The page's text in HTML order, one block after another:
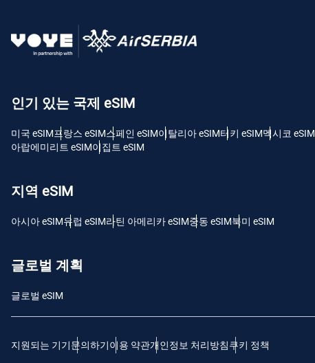
인기 있는 국제 eSIM
미국 eSIM프랑스 eSIM스페인 eSIM이탈리아 eSIM터키 eSIM멕시코 eSIM
아랍에미리트 eSIM이집트 eSIM
지역 eSIM
아시아 eSIM유럽 ​​eSIM라틴 아메리카 eSIM중동 eSIM북미 eSIM
글로벌 계획
글로벌 eSIM
지원되는 기기문의하기이용 약관개인정보 처리방침쿠키 정책